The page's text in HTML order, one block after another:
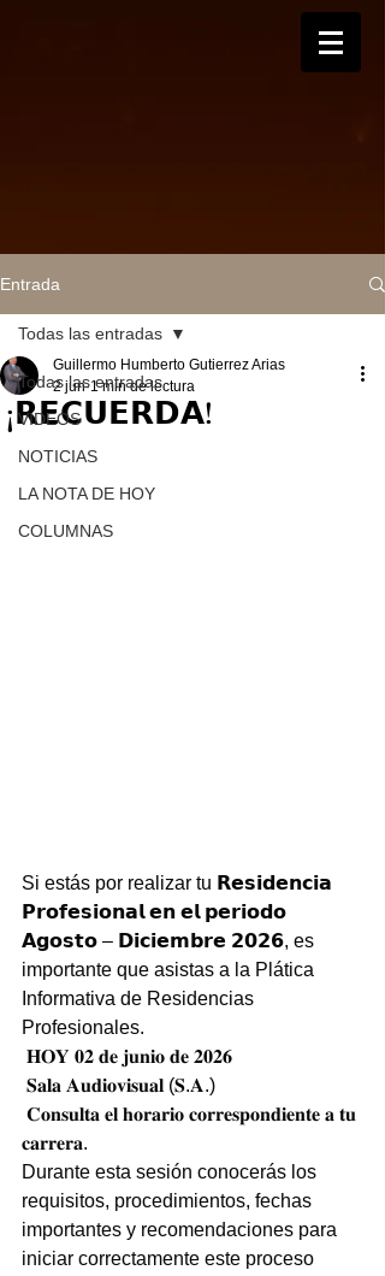
Entrada
Todas las entradas
VIDEOS
NOTICIAS
LA NOTA DE HOY
COLUMNAS
Todas las entradas
¡𝗥𝗘𝗖𝗨𝗘𝗥𝗗𝗔!
Guillermo Humberto Gutierrez Arias
2 jun 1 min de lectura
Si estás por realizar tu 𝗥𝗲𝘀𝗶𝗱𝗲𝗻𝗰𝗶𝗮
𝗣𝗿𝗼𝗳𝗲𝘀𝗶𝗼𝗻𝗮𝗹 𝗲𝗻 𝗲𝗹 𝗽𝗲𝗿𝗶𝗼𝗱𝗼
𝗔𝗴𝗼𝘀𝘁𝗼 – 𝗗𝗶𝗰𝗶𝗲𝗺𝗯𝗿𝗲 𝟮𝟬𝟮𝟲, es
importante que asistas a la Plática
Informativa de Residencias
Profesionales.
𝐇𝐎𝐘 𝟎𝟐 𝐝𝐞 𝐣𝐮𝐧𝐢𝐨 𝐝𝐞 𝟐𝟎𝟐𝟔
𝐒𝐚𝐥𝐚 𝐀𝐮𝐝𝐢𝐨𝐯𝐢𝐬𝐮𝐚𝐥 (𝐒.𝐀.)
𝐂𝐨𝐧𝐬𝐮𝐥𝐭𝐚 𝐞𝐥 𝐡𝐨𝐫𝐚𝐫𝐢𝐨 𝐜𝐨𝐫𝐫𝐞𝐬𝐩𝐨𝐧𝐝𝐢𝐞𝐧𝐭𝐞 𝐚 𝐭𝐮
𝐜𝐚𝐫𝐫𝐞𝐫𝐚.
Durante esta sesión conocerás los
requisitos, procedimientos, fechas
importantes y recomendaciones para
iniciar correctamente este proceso